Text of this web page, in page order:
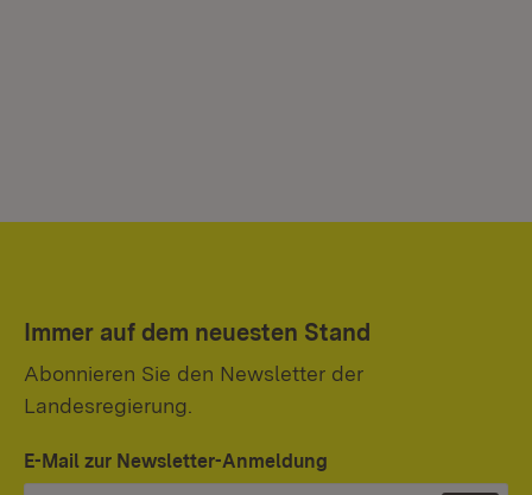
Immer auf dem neuesten Stand
Abonnieren Sie den Newsletter der
Landesregierung.
E-Mail zur Newsletter-Anmeldung